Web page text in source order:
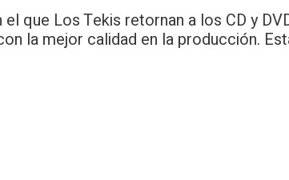
que Los Tekis retornan a los CD y
la mejor calidad en la producción.